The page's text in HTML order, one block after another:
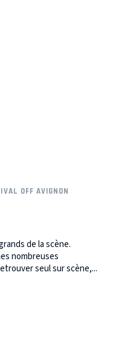
OFF AVIGNON
de la scène.
nombreuses
seul sur scène,...